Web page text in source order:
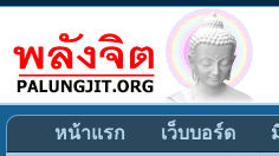
หน้าแรก เว็บบอร์ด